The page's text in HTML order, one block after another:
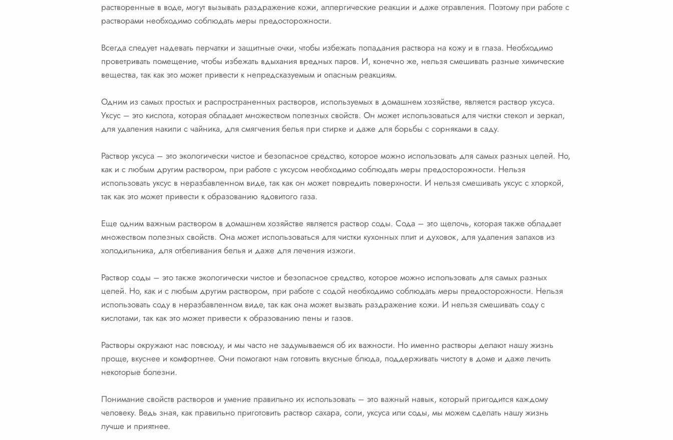
растворенные в воде, могут вызывать раздражение кожи, аллергические реакции и даже отравления. Поэтому при работе с
растворами необходимо соблюдать меры предосторожности.
Всегда следует надевать перчатки и защитные очки, чтобы избежать попадания раствора на кожу и в глаза. Необходимо
проветривать помещение, чтобы избежать вдыхания вредных паров. И, конечно же, нельзя смешивать разные химические
вещества, так как это может привести к непредсказуемым и опасным реакциям.
Одним из самых простых и распространенных растворов, используемых в домашнем хозяйстве, является раствор уксуса.
Уксус – это кислота, которая обладает множеством полезных свойств. Он может использоваться для чистки стекол и зеркал,
для удаления накипи с чайника, для смягчения белья при стирке и даже для борьбы с сорняками в саду.
Раствор уксуса – это экологически чистое и безопасное средство, которое можно использовать для самых разных целей. Но,
как и с любым другим раствором, при работе с уксусом необходимо соблюдать меры предосторожности. Нельзя
использовать уксус в неразбавленном виде, так как он может повредить поверхности. И нельзя смешивать уксус с хлоркой,
так как это может привести к образованию ядовитого газа.
Еще одним важным раствором в домашнем хозяйстве является раствор соды. Сода – это щелочь, которая также обладает
множеством полезных свойств. Она может использоваться для чистки кухонных плит и духовок, для удаления запахов из
холодильника, для отбеливания белья и даже для лечения изжоги.
Раствор соды – это также экологически чистое и безопасное средство, которое можно использовать для самых разных
целей. Но, как и с любым другим раствором, при работе с содой необходимо соблюдать меры предосторожности. Нельзя
использовать соду в неразбавленном виде, так как она может вызвать раздражение кожи. И нельзя смешивать соду с
кислотами, так как это может привести к образованию пены и газов.
Растворы окружают нас повсюду, и мы часто не задумываемся об их важности. Но именно растворы делают нашу жизнь
проще, вкуснее и комфортнее. Они помогают нам готовить вкусные блюда, поддерживать чистоту в доме и даже лечить
некоторые болезни.
Понимание свойств растворов и умение правильно их использовать – это важный навык, который пригодится каждому
человеку. Ведь зная, как правильно приготовить раствор сахара, соли, уксуса или соды, мы можем сделать нашу жизнь
лучше и приятнее.